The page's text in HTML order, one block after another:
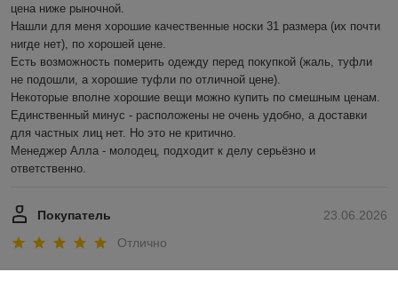
цена ниже рыночной.
Нашли для меня хорошие качественные носки 31 размера (их почти
нигде нет), по хорошей цене.
Есть возможность померить одежду перед покупкой (жаль, туфли
не подошли, а хорошие туфли по отличной цене).
Некоторые вполне хорошие вещи можно купить по смешным ценам.
Единственный минус - расположены не очень удобно, а доставки
для частных лиц нет. Но это не критично.
Менеджер Алла - молодец, подходит к делу серьёзно и
ответственно.
23.06.2026
Покупатель
Отлично